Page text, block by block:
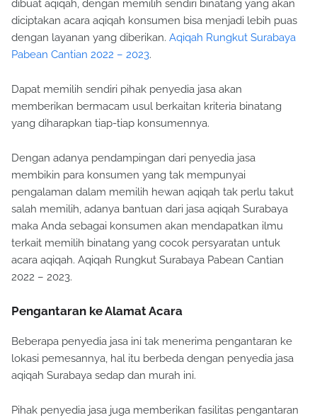
dibuat aqiqah, dengan memilih sendiri binatang yang akan
diciptakan acara aqiqah konsumen bisa menjadi lebih puas
dengan layanan yang diberikan. Aqiqah Rungkut Surabaya
Pabean Cantian 2022 – 2023.
Dapat memilih sendiri pihak penyedia jasa akan
memberikan bermacam usul berkaitan kriteria binatang
yang diharapkan tiap-tiap konsumennya.
Dengan adanya pendampingan dari penyedia jasa
membikin para konsumen yang tak mempunyai
pengalaman dalam memilih hewan aqiqah tak perlu takut
salah memilih, adanya bantuan dari jasa aqiqah Surabaya
maka Anda sebagai konsumen akan mendapatkan ilmu
terkait memilih binatang yang cocok persyaratan untuk
acara aqiqah. Aqiqah Rungkut Surabaya Pabean Cantian
2022 – 2023.
Pengantaran ke Alamat Acara
Beberapa penyedia jasa ini tak menerima pengantaran ke
lokasi pemesannya, hal itu berbeda dengan penyedia jasa
aqiqah Surabaya sedap dan murah ini.
Pihak penyedia jasa juga memberikan fasilitas pengantaran